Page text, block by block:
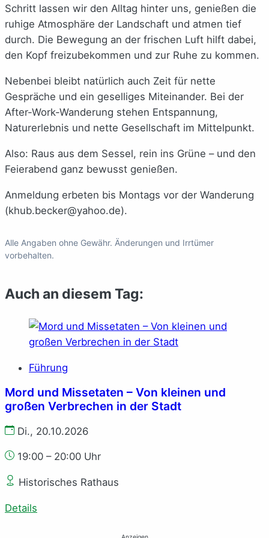
Schritt lassen wir den Alltag hinter uns, genießen die
ruhige Atmosphäre der Landschaft und atmen tief
durch. Die Bewegung an der frischen Luft hilft dabei,
den Kopf freizubekommen und zur Ruhe zu kommen.
Nebenbei bleibt natürlich auch Zeit für nette
Gespräche und ein geselliges Miteinander. Bei der
After-Work-Wanderung stehen Entspannung,
Naturerlebnis und nette Gesellschaft im Mittelpunkt.
Also: Raus aus dem Sessel, rein ins Grüne – und den
Feierabend ganz bewusst genießen.
Anmeldung erbeten bis Montags vor der Wanderung
(khub.becker@yahoo.de).
Alle Angaben ohne Gewähr. Änderungen und Irrtümer
vorbehalten.
Auch an diesem Tag:
Führung
Mord und Missetaten – Von kleinen und
großen Verbrechen in der Stadt
Di., 20.10.2026
19:00 – 20:00 Uhr
Historisches Rathaus
Details